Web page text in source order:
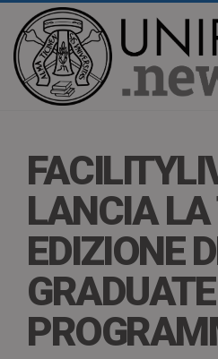
LANCIA
EDIZIONE
GRADUATE